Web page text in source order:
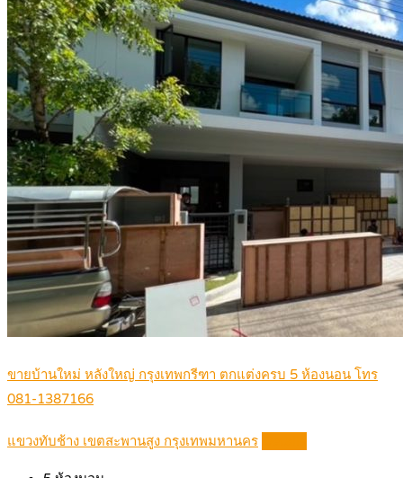
ขายบ้านใหม่ หลังใหญ่ กรุงเทพกรีฑา ตกแต่งครบ 5 ห้องนอน โทร
081-1387166
แขวงทับช้าง เขตสะพานสูง กรุงเทพมหานคร